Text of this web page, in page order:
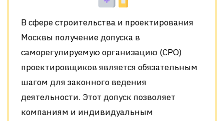
В сфере строительства и проектирования
Москвы получение допуска в
саморегулируемую организацию (СРО)
проектировщиков является обязательным
шагом для законного ведения
деятельности. Этот допуск позволяет
компаниям и индивидуальным